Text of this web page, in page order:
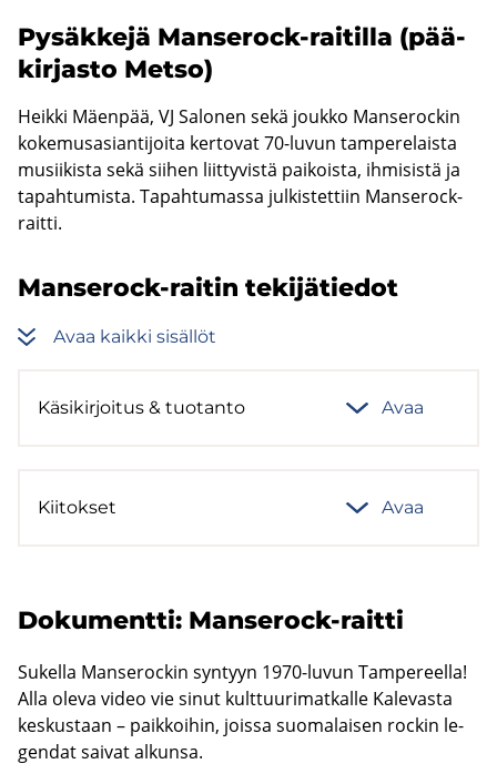
Py­säk­ke­jä Manserock-​raitilla (pää­
kir­jas­to Metso)
Heikki Mäenpää, VJ Salonen sekä joukko Manserockin
kokemusasiantijoita kertovat 70-luvun tamperelaista
musiikista sekä siihen liittyvistä paikoista, ihmisistä ja
tapahtumista. Tapahtumassa julkistettiin Manserock-
raitti.
Manserock-​raitin te­ki­jä­tie­dot
Avaa kaik­ki si­säl­löt
Kä­si­kir­joi­tus & tuo­tan­to Avaa
Kii­tok­set Avaa
Do­ku­ment­ti: Manserock-​​raitti
Su­kel­la Man­se­roc­kin syn­tyyn 1970-​​luvun Tam­pe­reel­la!
Alla oleva video vie sinut kult­tuu­ri­mat­kal­le Ka­le­vas­ta
kes­kus­taan – paik­koi­hin, jois­sa suo­ma­lai­sen roc­kin le­
gen­dat sai­vat al­kun­sa.